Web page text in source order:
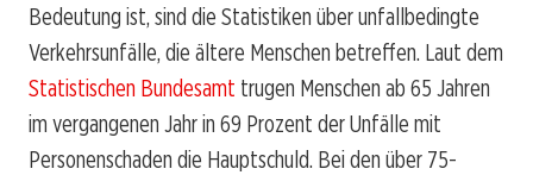
Bedeutung ist, sind die Statistiken über unfallbedingte
Verkehrsunfälle, die ältere Menschen betreffen. Laut dem
Statistischen Bundesamt trugen Menschen ab 65 Jahren
im vergangenen Jahr in 69 Prozent der Unfälle mit
Personenschaden die Hauptschuld. Bei den über 75-